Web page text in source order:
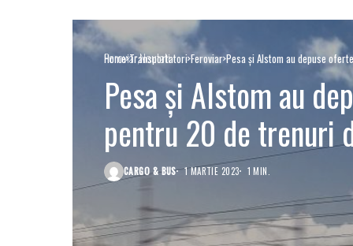
Home Transportatori Feroviar Pesa și Alstom au depuse
FeroviarNoutati
Pesa și Alstom au
pentru 20 de trenuri
CARGO & BUS 1 MARTIE 2023 1 MIN.